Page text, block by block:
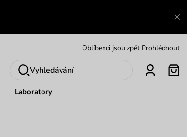
Laboratory
Nech se inspirovat Ukázat
Vyhledávání